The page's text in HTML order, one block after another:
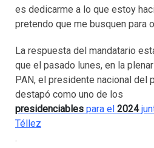
es dedicarme a lo que estoy
pretendo que me busquen para
La respuesta del mandatario
que el pasado lunes, en la
PAN, el presidente nacional del
destapó como uno de los
presidenciables para el 2024
Téllez
.